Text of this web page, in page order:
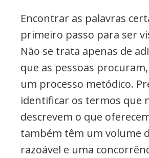
Encontrar as palavras
primeiro passo para ser
Não se trata apenas de
que as pessoas
um processo metódico.
identificar os termos que
descrevem o que
também têm um volume
razoável e uma